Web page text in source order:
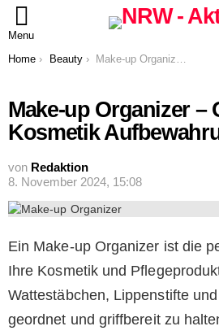
Menu
You are here:
Home Beauty Make-up Organizer – Optimale Kosmetik Aufbewahrung
Make-up Organizer –
Kosmetik
von Redaktion
8. November 2024, 15:08
Ein Make-up Organizer ist die
Ihre Kosmetik und
Wattestäbchen, Lippenstifte
geordnet und griffbereit zu